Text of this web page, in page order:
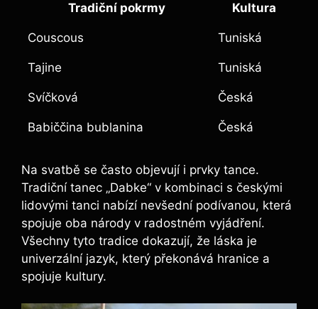
Tradiční pokrmy Kultura
Couscous Tuniská
Tajine Tuniská
Svíčková Česká
Babiččina bublanina Česká
Na svatbě se často objevují i prvky tance.
Tradiční tanec „Dabke“ v kombinaci s českými
lidovými tanci nabízí nevšední podívanou, která
spojuje oba národy v radostném vyjádření.
Všechny tyto tradice dokazují, že láska je
univerzální jazyk, který překonává hranice a
spojuje kultury.